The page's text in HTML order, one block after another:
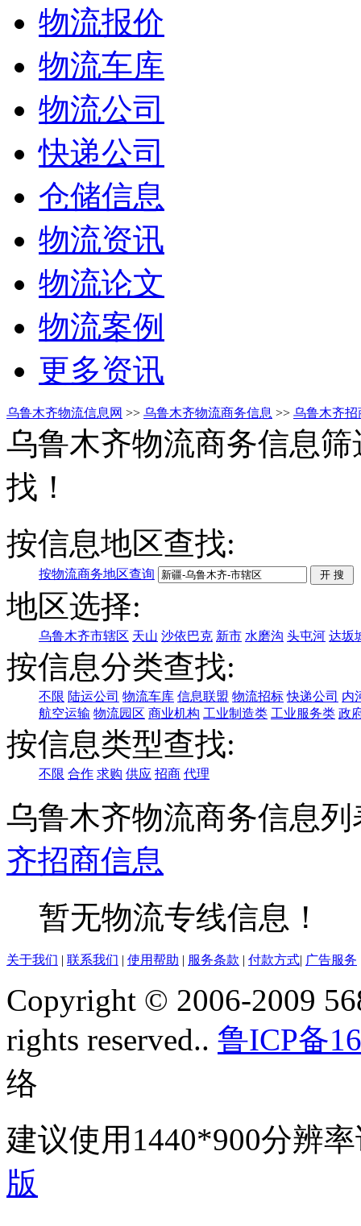
物流报价
物流车库
物流公司
快递公司
仓储信息
物流资讯
物流论文
物流案例
更多资讯
乌鲁木齐物流信息网 >> 乌鲁木齐物流商务信息 >> 乌鲁木齐招
乌鲁木齐物流商务信息筛
找！
按信息地区查找:
按物流商务地区查询
地区选择:
乌鲁木齐市辖区 天山 沙依巴克 新市 水磨沟 头屯河 达坂
按信息分类查找:
不限 陆运公司 物流车库 信息联盟 物流招标 快递公司 内
航空运输 物流园区 商业机构 工业制造类 工业服务类 政
按信息类型查找:
不限 合作 求购 供应 招商 代理
乌鲁木齐物流商务信息列
齐招商信息
暂无物流专线信息！
关于我们 | 联系我们 | 使用帮助 | 服务条款 | 付款方式| 广告服务
Copyright © 2006-2009
rights reserved.. 鲁ICP备
络
建议使用1440*900分辨
版